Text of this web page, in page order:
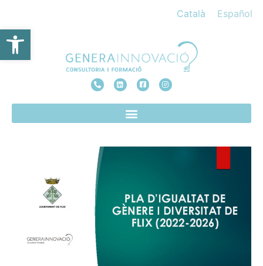
Obre la barra d'eines
Català Español